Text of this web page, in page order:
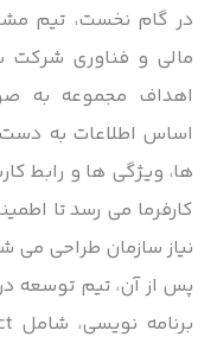
در گام نخست، تیم
مالی و فناوری شرکت
اهداف مجموعه به
اساس اطلاعات به دست
ها، ویژگی ها و رابط
کارفرما می رسد تا
نیاز سازمان طراحی می
پس از آن، تیم توسعه